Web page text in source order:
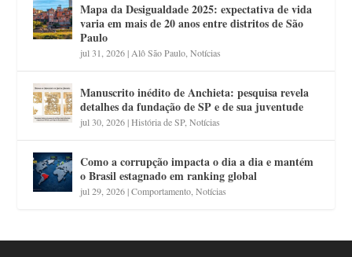
Mapa da Desigualdade 2025: expectativa de vida
varia em mais de 20 anos entre distritos de São
Paulo
jul 31, 2026|Alô São Paulo,Notícias
Manuscrito inédito de Anchieta: pesquisa revela
detalhes da fundação de SP e de sua juventude
jul 30, 2026|História de SP,Notícias
Como a corrupção impacta o dia a dia e mantém
o Brasil estagnado em ranking global
jul 29, 2026|Comportamento,Notícias